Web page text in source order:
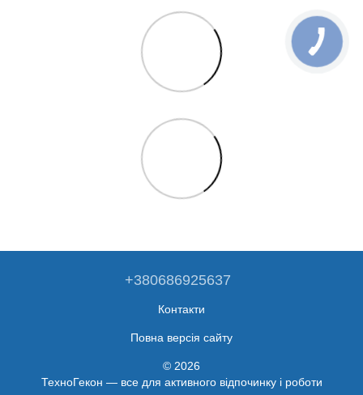
+380686925637
Контакти
Повна версія сайту
© 2026
ТехноГекон — все для активного відпочинку і роботи